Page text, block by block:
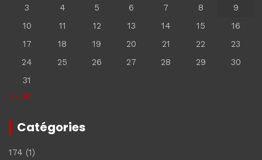
3
4 5 6 7 8
9
10
11 12 13 14 15
16
17
18 19 20 21 22
23
24
25 26 27 28 29
30
31
« Juil
Catégories
174 (1)